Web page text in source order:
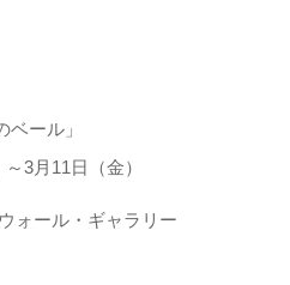
ール」
3月11日（金）
ォール・ギャラリー